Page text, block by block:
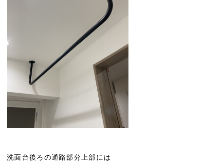
洗面台後ろの通路部分上部には